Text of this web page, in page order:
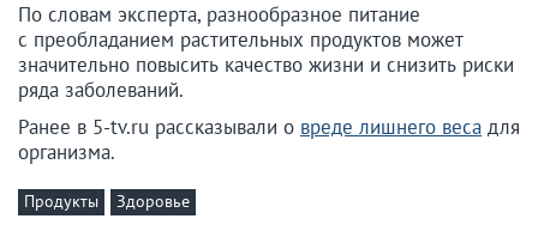
По словам эксперта, разнообразное питание
с преобладанием растительных продуктов может
значительно повысить качество жизни и снизить риски
ряда заболеваний.
Ранее в 5-tv.ru рассказывали о вреде лишнего веса для
организма.
Продукты Здоровье